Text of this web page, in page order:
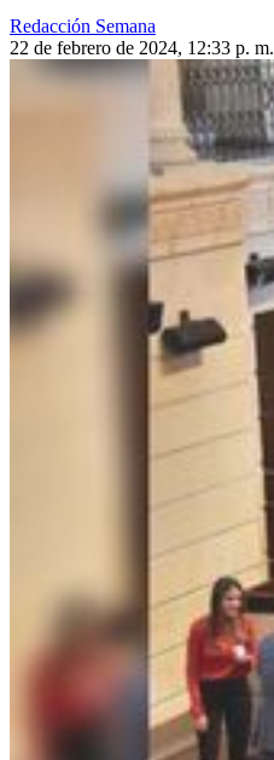
Redacción Semana
22 de febrero de 2024, 12:33 p. m.